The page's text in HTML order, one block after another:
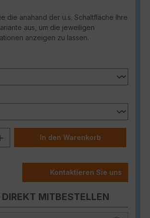
die anahand der u.s. Schaltfläche Ihre
aus, um die jeweiligen
anzeigen zu lassen.
Anzahl: Gib den
In den Warenkorb
Kontaktieren Sie uns
MITBESTELLEN